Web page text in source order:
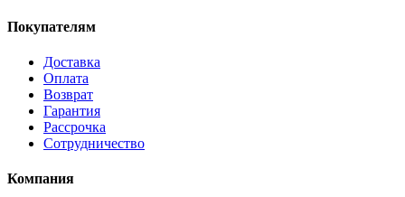
Покупателям
Доставка
Оплата
Возврат
Гарантия
Рассрочка
Сотрудничество
Компания